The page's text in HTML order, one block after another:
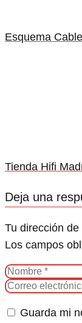
Esquema
Tienda Hifi
Deja una
Tu dirección
Los campos
Guarda mi